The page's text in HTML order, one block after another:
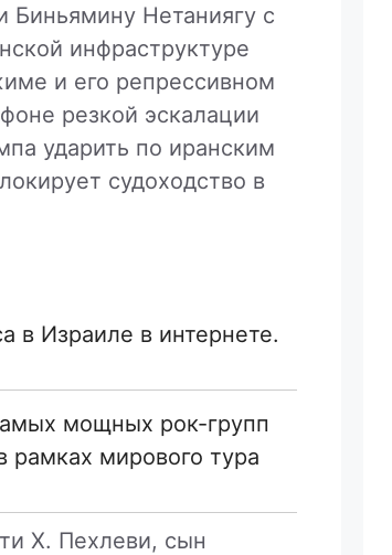
Биньямину Нетаниягу с
инфраструктуре
и его репрессивном
резкой эскалации
ударить по иранским
судоходство в
в Израиле в интернете.
мощных рок-групп
рамках мирового тура
Х. Пехлеви, сын